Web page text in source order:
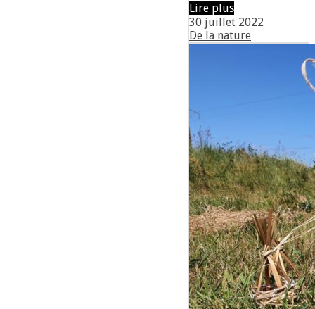
Lire plus
30 juillet 2022
De la nature